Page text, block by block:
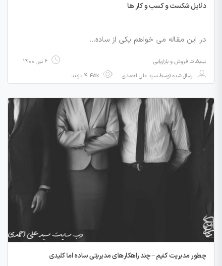
دلایل شکست و کسب و کار ها
در این مقاله می خواهم یکی از ساده…
تبلیغات فروش و بازاریابی
6 تیر, 1400
ارسال شده توسطسید علی احمدی
چطور مدیریت کنیم – چند راهکارهای مدیریتی ساده اما کلیدی